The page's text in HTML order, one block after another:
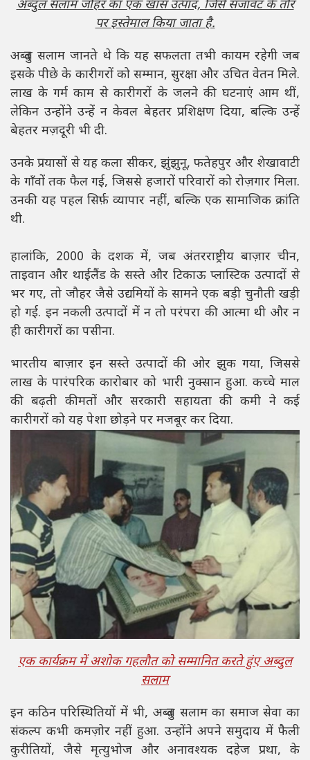
अब्दुल सलाम जौहर का एक खास उत्पाद, जिसे सजावट के तौर
पर इस्तेमाल किया जाता है.
अब्दुल सलाम जानते थे कि यह सफलता तभी कायम रहेगी जब
इसके पीछे के कारीगरों को सम्मान, सुरक्षा और उचित वेतन मिले.
लाख के गर्म काम से कारीगरों के जलने की घटनाएं आम थीं,
लेकिन उन्होंने उन्हें न केवल बेहतर प्रशिक्षण दिया, बल्कि उन्हें
बेहतर मज़दूरी भी दी.
उनके प्रयासों से यह कला सीकर, झुंझुनू, फतेहपुर और शेखावाटी
के गाँवों तक फैल गई, जिससे हजारों परिवारों को रोज़गार मिला.
उनकी यह पहल सिर्फ़ व्यापार नहीं, बल्कि एक सामाजिक क्रांति
थी.
हालांकि, 2000 के दशक में, जब अंतरराष्ट्रीय बाज़ार चीन,
ताइवान और थाईलैंड के सस्ते और टिकाऊ प्लास्टिक उत्पादों से
भर गए, तो जौहर जैसे उद्यमियों के सामने एक बड़ी चुनौती खड़ी
हो गई. इन नकली उत्पादों में न तो परंपरा की आत्मा थी और न
ही कारीगरों का पसीना.
भारतीय बाज़ार इन सस्ते उत्पादों की ओर झुक गया, जिससे
लाख के पारंपरिक कारोबार को भारी नुक्सान हुआ. कच्चे माल
की बढ़ती कीमतों और सरकारी सहायता की कमी ने कई
कारीगरों को यह पेशा छोड़ने पर मजबूर कर दिया.
एक कार्यक्रम में अशोक गहलौत को सम्मानित करते हुंए अब्दुल
सलाम
इन कठिन परिस्थितियों में भी, अब्दुल सलाम का समाज सेवा का
संकल्प कभी कमज़ोर नहीं हुआ. उन्होंने अपने समुदाय में फैली
कुरीतियों, जैसे मृत्युभोज और अनावश्यक दहेज प्रथा, के